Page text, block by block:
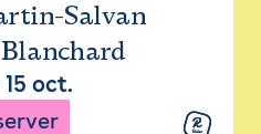
Salvan
15 oct.